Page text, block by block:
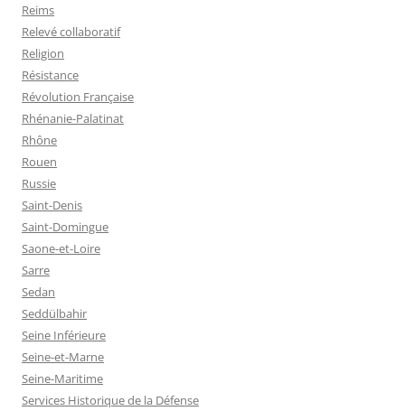
Reims
Relevé collaboratif
Religion
Résistance
Révolution Française
Rhénanie-Palatinat
Rhône
Rouen
Russie
Saint-Denis
Saint-Domingue
Saone-et-Loire
Sarre
Sedan
Seddülbahir
Seine Inférieure
Seine-et-Marne
Seine-Maritime
Services Historique de la Défense